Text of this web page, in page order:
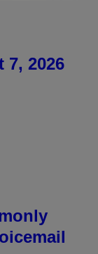
7, 2026